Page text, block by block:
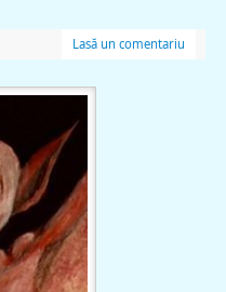
Lasă un comentariu